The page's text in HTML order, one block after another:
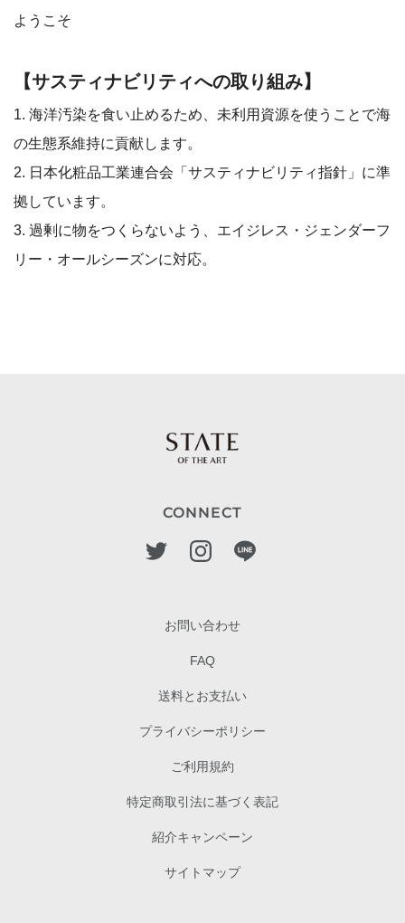
ようこそ
【サスティナビリティへの取り組み】
1. 海洋汚染を食い止めるため、未利用資源を使うことで海
の生態系維持に貢献します。
2. 日本化粧品工業連合会「サスティナビリティ指針」に準
拠しています。
3. 過剰に物をつくらないよう、エイジレス・ジェンダーフ
リー・オールシーズンに対応。
CONNECT
お問い合わせ
FAQ
送料とお支払い
プライバシーポリシー
ご利用規約
特定商取引法に基づく表記
紹介キャンペーン
サイトマップ